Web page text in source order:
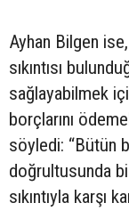
Ayhan Bilgen
sıkıntısı
sağlayabilmek
borçlarını
söyledi: “Bütün
doğrultusunda
sıkıntıyla karşı